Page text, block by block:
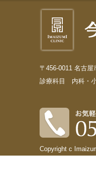
〒456-0011 名古屋
診療科目 内科・
Copyright c